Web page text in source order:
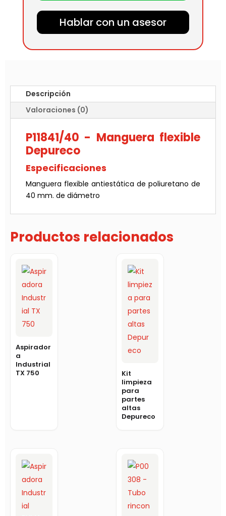
Hablar con un asesor
Descripción
Valoraciones (0)
P11841/40 - Manguera flexible
Depureco
Especificaciones
Manguera flexible antiestática de poliuretano de
40 mm. de diámetro
Productos relacionados
Aspirador
a
Industrial
TX 750
Kit
limpieza
para
partes
altas
Depureco